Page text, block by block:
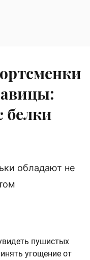
белки
обладают не
пушистых
угощение от